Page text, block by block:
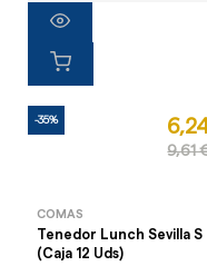
-35%
9,61
COMAS
Tenedor Lunch Sevilla S
(Caja 12 Uds)